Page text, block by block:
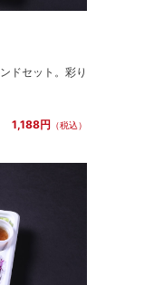
ドセット。彩り
1,188円 （税込）